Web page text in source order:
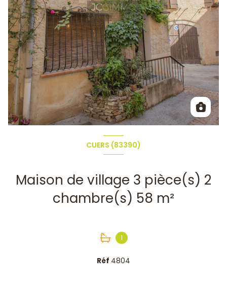
CUERS (83390)
Maison de village 3 pièce(s) 2
chambre(s) 58 m²
1
Réf 4804